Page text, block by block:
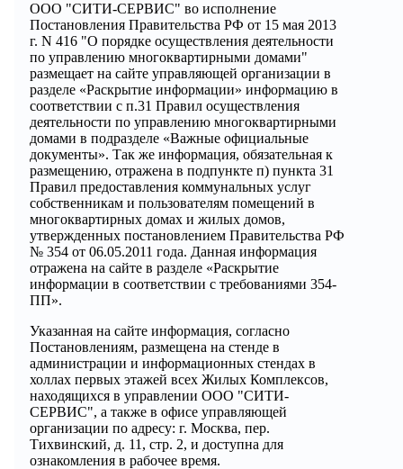
ООО "СИТИ-СЕРВИС" во исполнение
Постановления Правительства РФ от 15 мая 2013
г. N 416 "О порядке осуществления деятельности
по управлению многоквартирными домами"
размещает на сайте управляющей организации в
разделе «Раскрытие информации» информацию в
соответствии с п.31 Правил осуществления
деятельности по управлению многоквартирными
домами в подразделе «Важные официальные
документы». Так же информация, обязательная к
размещению, отражена в подпункте п) пункта 31
Правил предоставления коммунальных услуг
собственникам и пользователям помещений в
многоквартирных домах и жилых домов,
утвержденных постановлением Правительства РФ
№ 354 от 06.05.2011 года. Данная информация
отражена на сайте в разделе «Раскрытие
информации в соответствии с требованиями 354-
ПП».
Указанная на сайте информация, согласно
Постановлениям, размещена на стенде в
администрации и информационных стендах в
холлах первых этажей всех Жилых Комплексов,
находящихся в управлении ООО "СИТИ-
СЕРВИС", а также в офисе управляющей
организации по адресу: г. Москва, пер.
Тихвинский, д. 11, стр. 2, и доступна для
ознакомления в рабочее время.